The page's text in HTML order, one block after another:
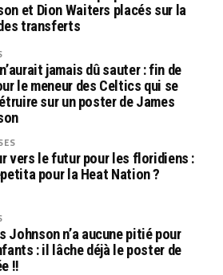
et Dion Waiters placés sur la
transferts
jamais dû sauter : fin de
le meneur des Celtics qui se
sur un poster de James
vers le futur pour les floridiens :
pour la Heat Nation ?
Johnson n’a aucune pitié pour
: il lâche déjà le poster de
!!